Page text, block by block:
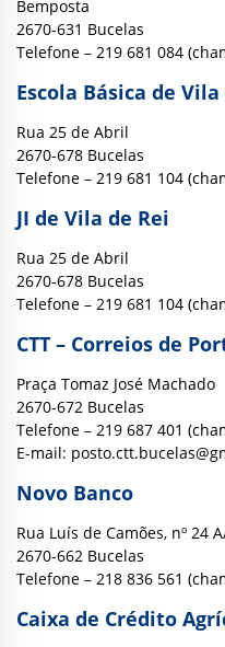
Bemposta
2670-631 Bucelas
Telefone – 219 681 084
Escola Básica de Vila
Rua 25 de Abril
2670-678 Bucelas
Telefone – 219 681 104
JI de Vila de Rei
Rua 25 de Abril
2670-678 Bucelas
Telefone – 219 681 104
CTT – Correios de
Praça Tomaz José Machado
2670-672 Bucelas
Telefone – 219 687 401
E-mail:
Novo Banco
Rua Luís de Camões, nº 24
2670-662 Bucelas
Telefone – 218 836 561
Caixa de Crédito